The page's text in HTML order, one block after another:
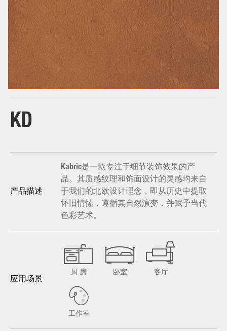
base
KD
产品描述
Kabric是一款专注于细节装饰效果的产
品。其质感纹理和饰面设计的灵感均来自
于我们的北欧设计理念，即从历史中提取
怀旧情愫，遵循其自然演变，并赋予当代
色彩艺术。
应用场景
厨 房 卧室 客厅
工作室